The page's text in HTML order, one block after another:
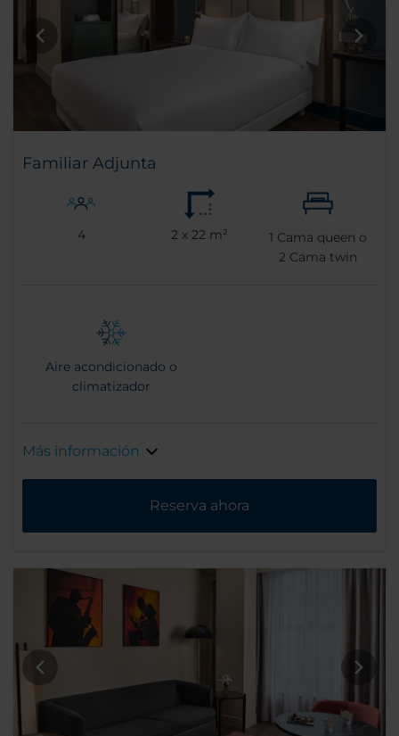
Familiar Adjunta
4 2 x 22 m² 1 Cama queen o
2 Cama twin
Aire acondicionado o
climatizador
Más información
Reserva ahora